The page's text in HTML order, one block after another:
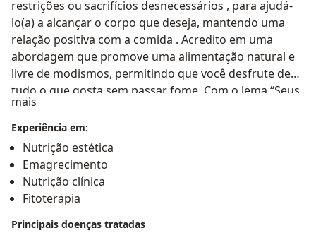
restrições ou sacrifícios desnecessários , para ajudá-
lo(a) a alcançar o corpo que deseja, mantendo uma
relação positiva com a comida . Acredito em uma
abordagem que promove uma alimentação natural e
livre de modismos, permitindo que você desfrute de
tudo o que gosta sem passar fome. Com o lema “Seus
Hábitos, Seus Resultados”, enfatizo a importância da
mudança de mentalidade e hábitos para alcançar
resultados duradouros. Ao embarcar no seu processo
de reeducação alimentar, você nutrirá seu corpo de
forma adequada, percebendo uma série de benefícios
que tornam o emagrecimento uma consequência
natural de um estilo de vida saudável e prazeroso.
Vamos juntos nessa jornada rumo ao seu melhor!
mais
Experiência em:
Nutrição estética
Emagrecimento
Nutrição clínica
Fitoterapia
Principais doenças tratadas